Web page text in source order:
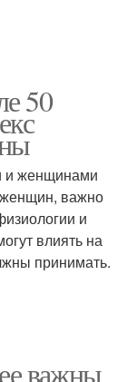
50
и женщинами
важно
и
влиять на
принимать.
важны